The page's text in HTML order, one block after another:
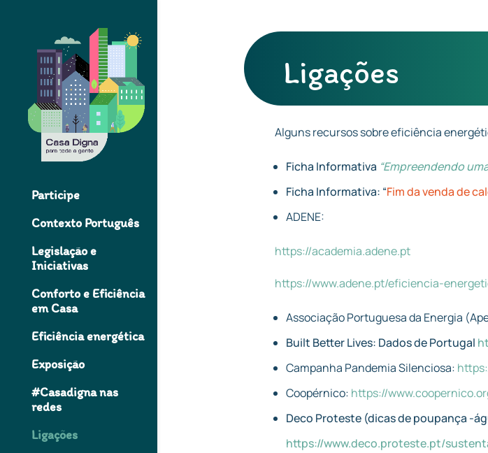
Participe
Contexto Português
Legislação e
Iniciativas
Conforto e Eficiência
em Casa
Eficiência energética
Exposição
#Casadigna nas
redes
Ligações
Ligações
Alguns recursos sobre eficiência
Ficha Informativa “Empreendendo
Ficha Informativa: “Fim da venda de
ADENE:
https://academia.adene.pt
https://www.adene.pt/eficiencia-
Associação Portuguesa da Energia
Built Better Lives: Dados de Portugal
Campanha Pandemia Silenciosa:
Coopérnico: https://
Deco Proteste (dicas de poupança -
https://www.deco.proteste.pt/